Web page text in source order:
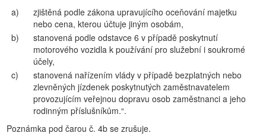
a)
zjištěná podle zákona upravujícího oceňování majetku
nebo cena, kterou účtuje jiným osobám,
b)
stanovená podle odstavce 6 v případě poskytnutí
motorového vozidla k používání pro služební i soukromé
účely,
c)
stanovená nařízením vlády v případě bezplatných nebo
zlevněných jízdenek poskytnutých zaměstnavatelem
provozujícím veřejnou dopravu osob zaměstnanci a jeho
rodinným příslušníkům.“.
Poznámka pod čarou č. 4b se zrušuje.